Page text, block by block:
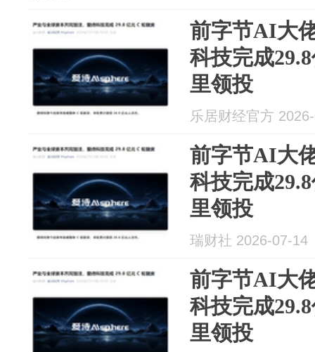
前字节AI大
科技完成
里领投
乐居财经官方
前字节AI大
科技完成
里领投
瑞财社 2026-07-14
前字节AI大
科技完成
里领投